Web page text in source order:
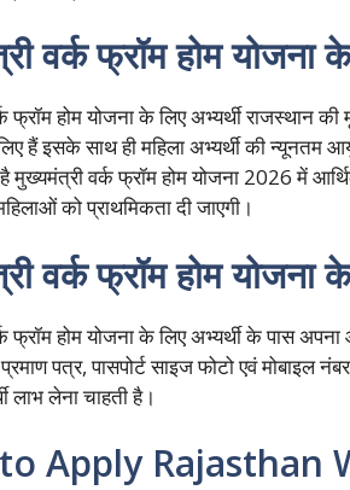
वर्क फ्रॉम होम योजना
फ्रॉम होम योजना के लिए अभ्यर्थी राजस्थान
हैं इसके साथ ही महिला अभ्यर्थी की न्यूनतम
मुख्यमंत्री वर्क फ्रॉम होम योजना 2026 में
को प्राथमिकता दी जाएगी।
वर्क फ्रॉम होम
फ्रॉम होम योजना के लिए अभ्यर्थी के पास
पत्र, पासपोर्ट साइज फोटो एवं मोबाइल
लाभ लेना चाहती है।
Apply Rajasthan